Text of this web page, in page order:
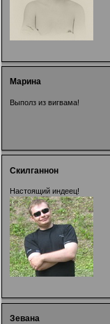
Марина
Выполз из вигвама!
Скилганнон
Настоящий индеец!
Зевана